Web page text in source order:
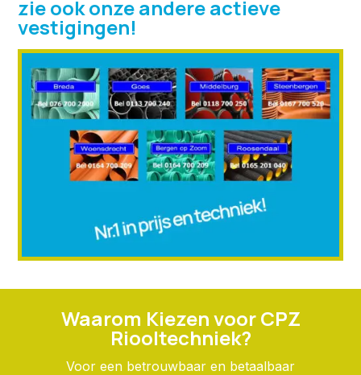
zie ook onze andere actieve
vestigingen!
Waarom Kiezen voor CPZ
Riooltechniek?
Voor een betrouwbaar en betaalbaar